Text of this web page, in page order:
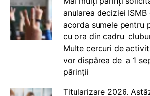
anularea deciziei ISMB
acorda sumele pentru
cu ora din cadrul
Multe cercuri de
vor dispărea de la 1
părinții
Titularizare 2026.